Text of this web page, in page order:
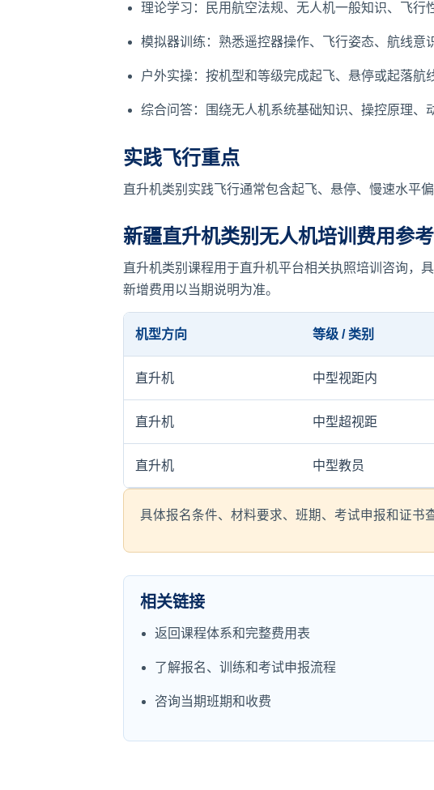
理论学习：民用航空法规、无人机一般知识、飞行
模拟器训练：熟悉遥控器操作、飞行姿态、航线意
户外实操：按机型和等级完成起飞、悬停或起落航
综合问答：围绕无人机系统基础知识、操控原理、
实践飞行重点
直升机类别实践飞行通常包含起飞、悬停、慢速水平
新疆直升机类别无人机培训费用参考
直升机类别课程用于直升机平台相关执照培训咨询，
新增费用以当期说明为准。
机型方向 等级 / 类别
直升机 中型视距内
直升机 中型超视距
直升机 中型教员
具体报名条件、材料要求、班期、考试申报和证书
相关链接
返回课程体系和完整费用表
了解报名、训练和考试申报流程
咨询当期班期和收费